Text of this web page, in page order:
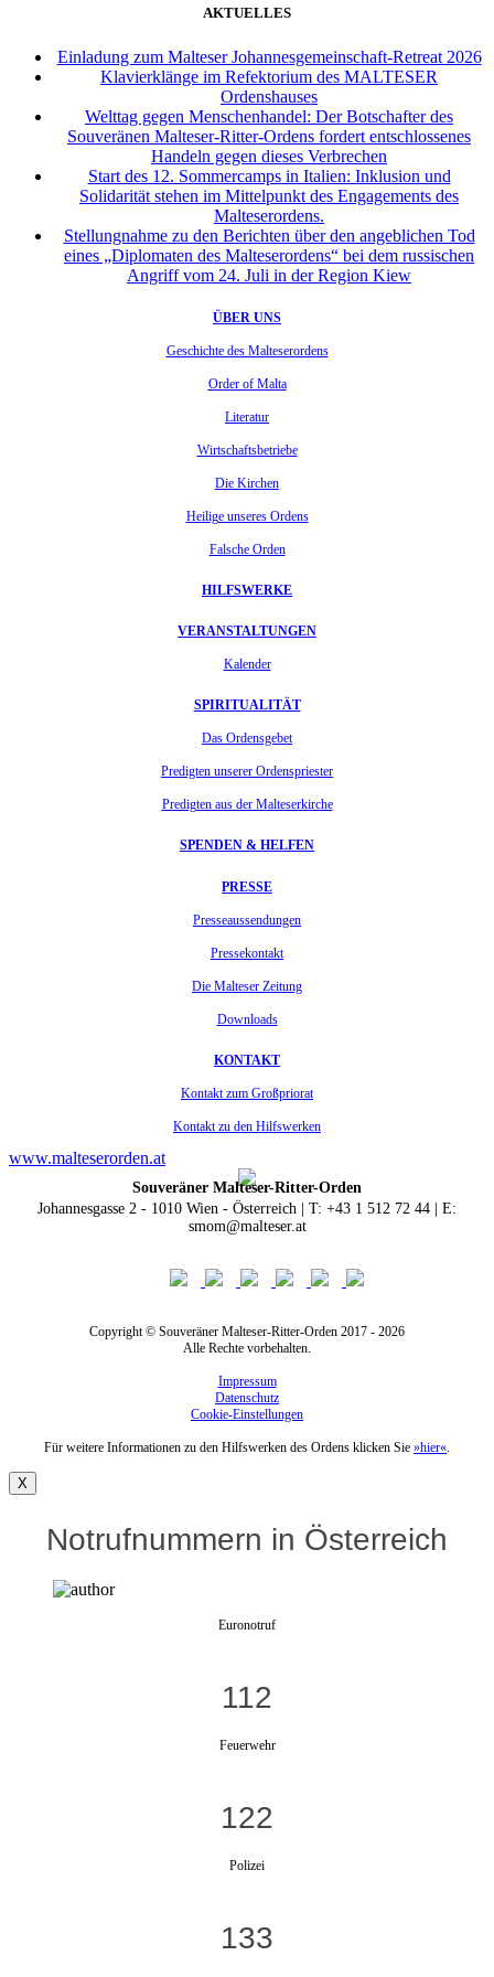
AKTUELLES
Einladung zum Malteser Johannesgemeinschaft-Retreat 2026
Klavierklänge im Refektorium des MALTESER
Ordenshauses
Welttag gegen Menschenhandel: Der Botschafter des
Souveränen Malteser-Ritter-Ordens fordert entschlossenes
Handeln gegen dieses Verbrechen
Start des 12. Sommercamps in Italien: Inklusion und
Solidarität stehen im Mittelpunkt des Engagements des
Malteserordens.
Stellungnahme zu den Berichten über den angeblichen Tod
eines „Diplomaten des Malteserordens“ bei dem russischen
Angriff vom 24. Juli in der Region Kiew
ÜBER UNS
Geschichte des Malteserordens
Order of Malta
Literatur
Wirtschaftsbetriebe
Die Kirchen
Heilige unseres Ordens
Falsche Orden
HILFSWERKE
VERANSTALTUNGEN
Kalender
SPIRITUALITÄT
Das Ordensgebet
Predigten unserer Ordenspriester
Predigten aus der Malteserkirche
SPENDEN & HELFEN
PRESSE
Presseaussendungen
Pressekontakt
Die Malteser Zeitung
Downloads
KONTAKT
Kontakt zum Großpriorat
Kontakt zu den Hilfswerken
www.malteserorden.at
Souveräner Malteser-Ritter-Orden
Johannesgasse 2 - 1010 Wien - Österreich | T: +43 1 512 72 44 | E:
smom@malteser.at
Copyright © Souveräner Malteser-Ritter-Orden 2017 - 2026
Alle Rechte vorbehalten.
Impressum
Datenschutz
Cookie-Einstellungen
Für weitere Informationen zu den Hilfswerken des Ordens klicken Sie »hier«.
X
Notrufnummern in Österreich
Euronotruf
112
Feuerwehr
122
Polizei
133